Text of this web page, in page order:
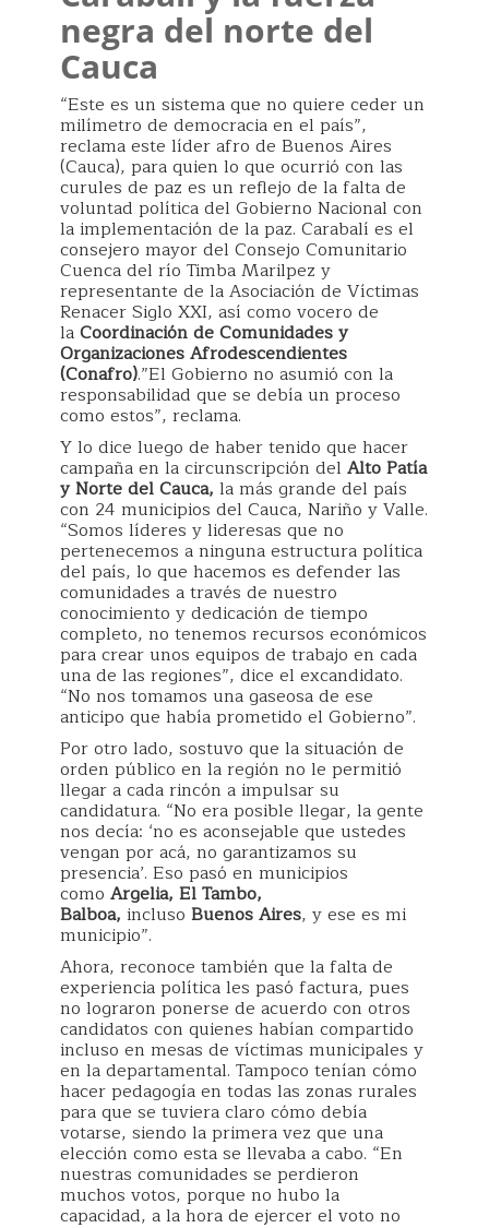
negra del norte del
Cauca
“Este es un sistema que no quiere ceder un
milímetro de democracia en el país”,
reclama este líder afro de Buenos Aires
(Cauca), para quien lo que ocurrió con las
curules de paz es un reflejo de la falta de
voluntad política del Gobierno Nacional con
la implementación de la paz. Carabalí es el
consejero mayor del Consejo Comunitario
Cuenca del río Timba Marilpez y
representante de la Asociación de Víctimas
Renacer Siglo XXI, así como vocero de
laCoordinación de Comunidades y
Organizaciones Afrodescendientes
(Conafro).”El Gobierno no asumió con la
responsabilidad que se debía un proceso
como estos”, reclama.
Y lo dice luego de haber tenido que hacer
campaña en la circunscripción del Alto Patía
y Norte del Cauca, la más grande del país
con 24 municipios del Cauca, Nariño y Valle.
“Somos líderes y lideresas que no
pertenecemos a ninguna estructura política
del país, lo que hacemos es defender las
comunidades a través de nuestro
conocimiento y dedicación de tiempo
completo, no tenemos recursos económicos
para crear unos equipos de trabajo en cada
una de las regiones”, dice el excandidato.
“No nos tomamos una gaseosa de ese
anticipo que había prometido el Gobierno”.
Por otro lado, sostuvo que la situación de
orden público en la región no le permitió
llegar a cada rincón a impulsar su
candidatura. “No era posible llegar, la gente
nos decía: ‘no es aconsejable que ustedes
vengan por acá, no garantizamos su
presencia’. Eso pasó en municipios
como Argelia, El Tambo,
Balboa, incluso Buenos Aires, y ese es mi
municipio”.
Ahora, reconoce también que la falta de
experiencia política les pasó factura, pues
no lograron ponerse de acuerdo con otros
candidatos con quienes habían compartido
incluso en mesas de víctimas municipales y
en la departamental. Tampoco tenían cómo
hacer pedagogía en todas las zonas rurales
para que se tuviera claro cómo debía
votarse, siendo la primera vez que una
elección como esta se llevaba a cabo. “En
nuestras comunidades se perdieron
muchos votos, porque no hubo la
capacidad, a la hora de ejercer el voto no